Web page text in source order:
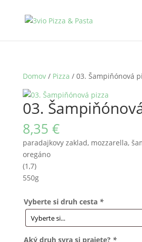
Domov/ Pizza / 03. Šampiňónová
03.
8,35 €
paradajkovy zaklad, mozzarella,
oregáno
(1,7)
550g
Vyberte si druh cesta *
Aký druh syra si prajete? *